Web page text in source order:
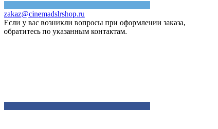
zakaz@cinemadslrshop.ru
Если у вас возникли вопросы при оформлении заказа,
обратитесь по указанным контактам.